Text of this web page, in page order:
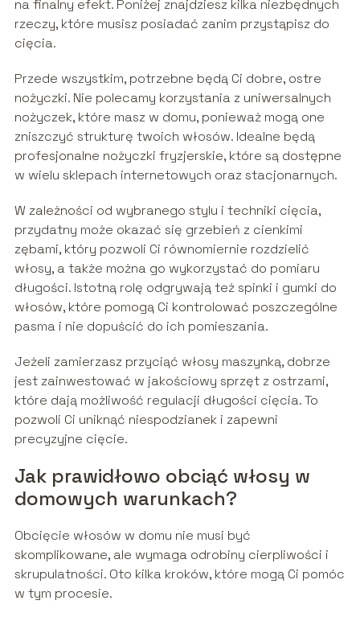
na finalny efekt. Poniżej znajdziesz kilka niezbędnych
rzeczy, które musisz posiadać zanim przystąpisz do
cięcia.
Przede wszystkim, potrzebne będą Ci dobre, ostre
nożyczki. Nie polecamy korzystania z uniwersalnych
nożyczek, które masz w domu, ponieważ mogą one
zniszczyć strukturę twoich włosów. Idealne będą
profesjonalne nożyczki fryzjerskie, które są dostępne
w wielu sklepach internetowych oraz stacjonarnych.
W zależności od wybranego stylu i techniki cięcia,
przydatny może okazać się grzebień z cienkimi
zębami, który pozwoli Ci równomiernie rozdzielić
włosy, a także można go wykorzystać do pomiaru
długości. Istotną rolę odgrywają też spinki i gumki do
włosów, które pomogą Ci kontrolować poszczególne
pasma i nie dopuścić do ich pomieszania.
Jeżeli zamierzasz przyciąć włosy maszynką, dobrze
jest zainwestować w jakościowy sprzęt z ostrzami,
które dają możliwość regulacji długości cięcia. To
pozwoli Ci uniknąć niespodzianek i zapewni
precyzyjne cięcie.
Jak prawidłowo obciąć włosy w
domowych warunkach?
Obcięcie włosów w domu nie musi być
skomplikowane, ale wymaga odrobiny cierpliwości i
skrupulatności. Oto kilka kroków, które mogą Ci pomóc
w tym procesie.